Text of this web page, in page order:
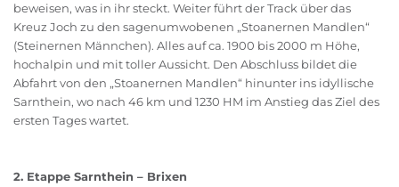
beweisen, was in ihr steckt. Weiter führt der Track über das
Kreuz Joch zu den sagenumwobenen „Stoanernen Mandlen“
(Steinernen Männchen). Alles auf ca. 1900 bis 2000 m Höhe,
hochalpin und mit toller Aussicht. Den Abschluss bildet die
Abfahrt von den „Stoanernen Mandlen“ hinunter ins idyllische
Sarnthein, wo nach 46 km und 1230 HM im Anstieg das Ziel des
ersten Tages wartet.
2. Etappe Sarnthein – Brixen